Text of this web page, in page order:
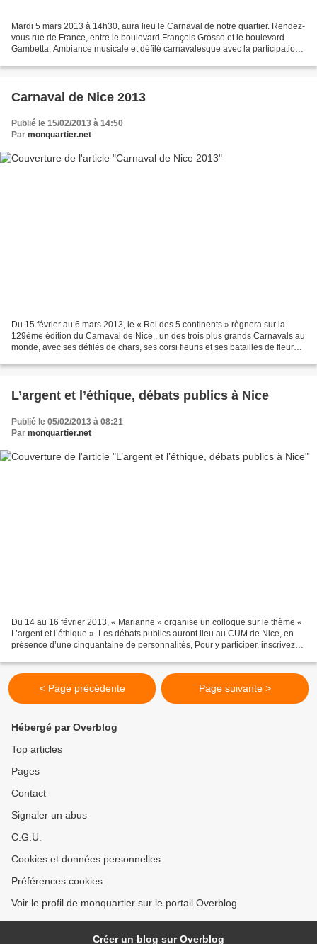
Mardi 5 mars 2013 à 14h30, aura lieu le Carnaval de notre quartier. Rendez-
vous rue de France, entre le boulevard François Grosso et le boulevard
Gambetta. Ambiance musicale et défilé carnavalesque avec la participation
Carnaval de Nice 2013
Publié le 15/02/2013 à 14:50
Par monquartier.net
Du 15 février au 6 mars 2013, le « Roi des 5 continents » règnera sur la
129ème édition du Carnaval de Nice , un des trois plus grands Carnavals au
monde, avec ses défilés de chars, ses corsi fleuris et ses batailles de fleurs.
L’argent et l’éthique, débats publics à Nice
Publié le 05/02/2013 à 08:21
Par monquartier.net
Du 14 au 16 février 2013, « Marianne » organise un colloque sur le thème «
L’argent et l’éthique ». Les débats publics auront lieu au CUM de Nice, en
présence d’une cinquantaine de personnalités, Pour y participer, inscrivez-
< Page précédente Page suivante >
Hébergé par Overblog
Top articles
Pages
Contact
Signaler un abus
C.G.U.
Cookies et données personnelles
Préférences cookies
Voir le profil de monquartier sur le portail Overblog
Créer un blog sur Overblog